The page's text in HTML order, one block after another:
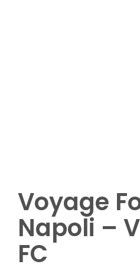
Voyage
Napoli –
FC